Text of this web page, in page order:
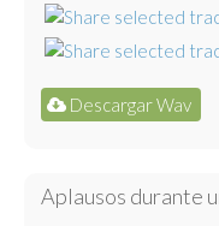
Descargar Wav
Aplausos durante